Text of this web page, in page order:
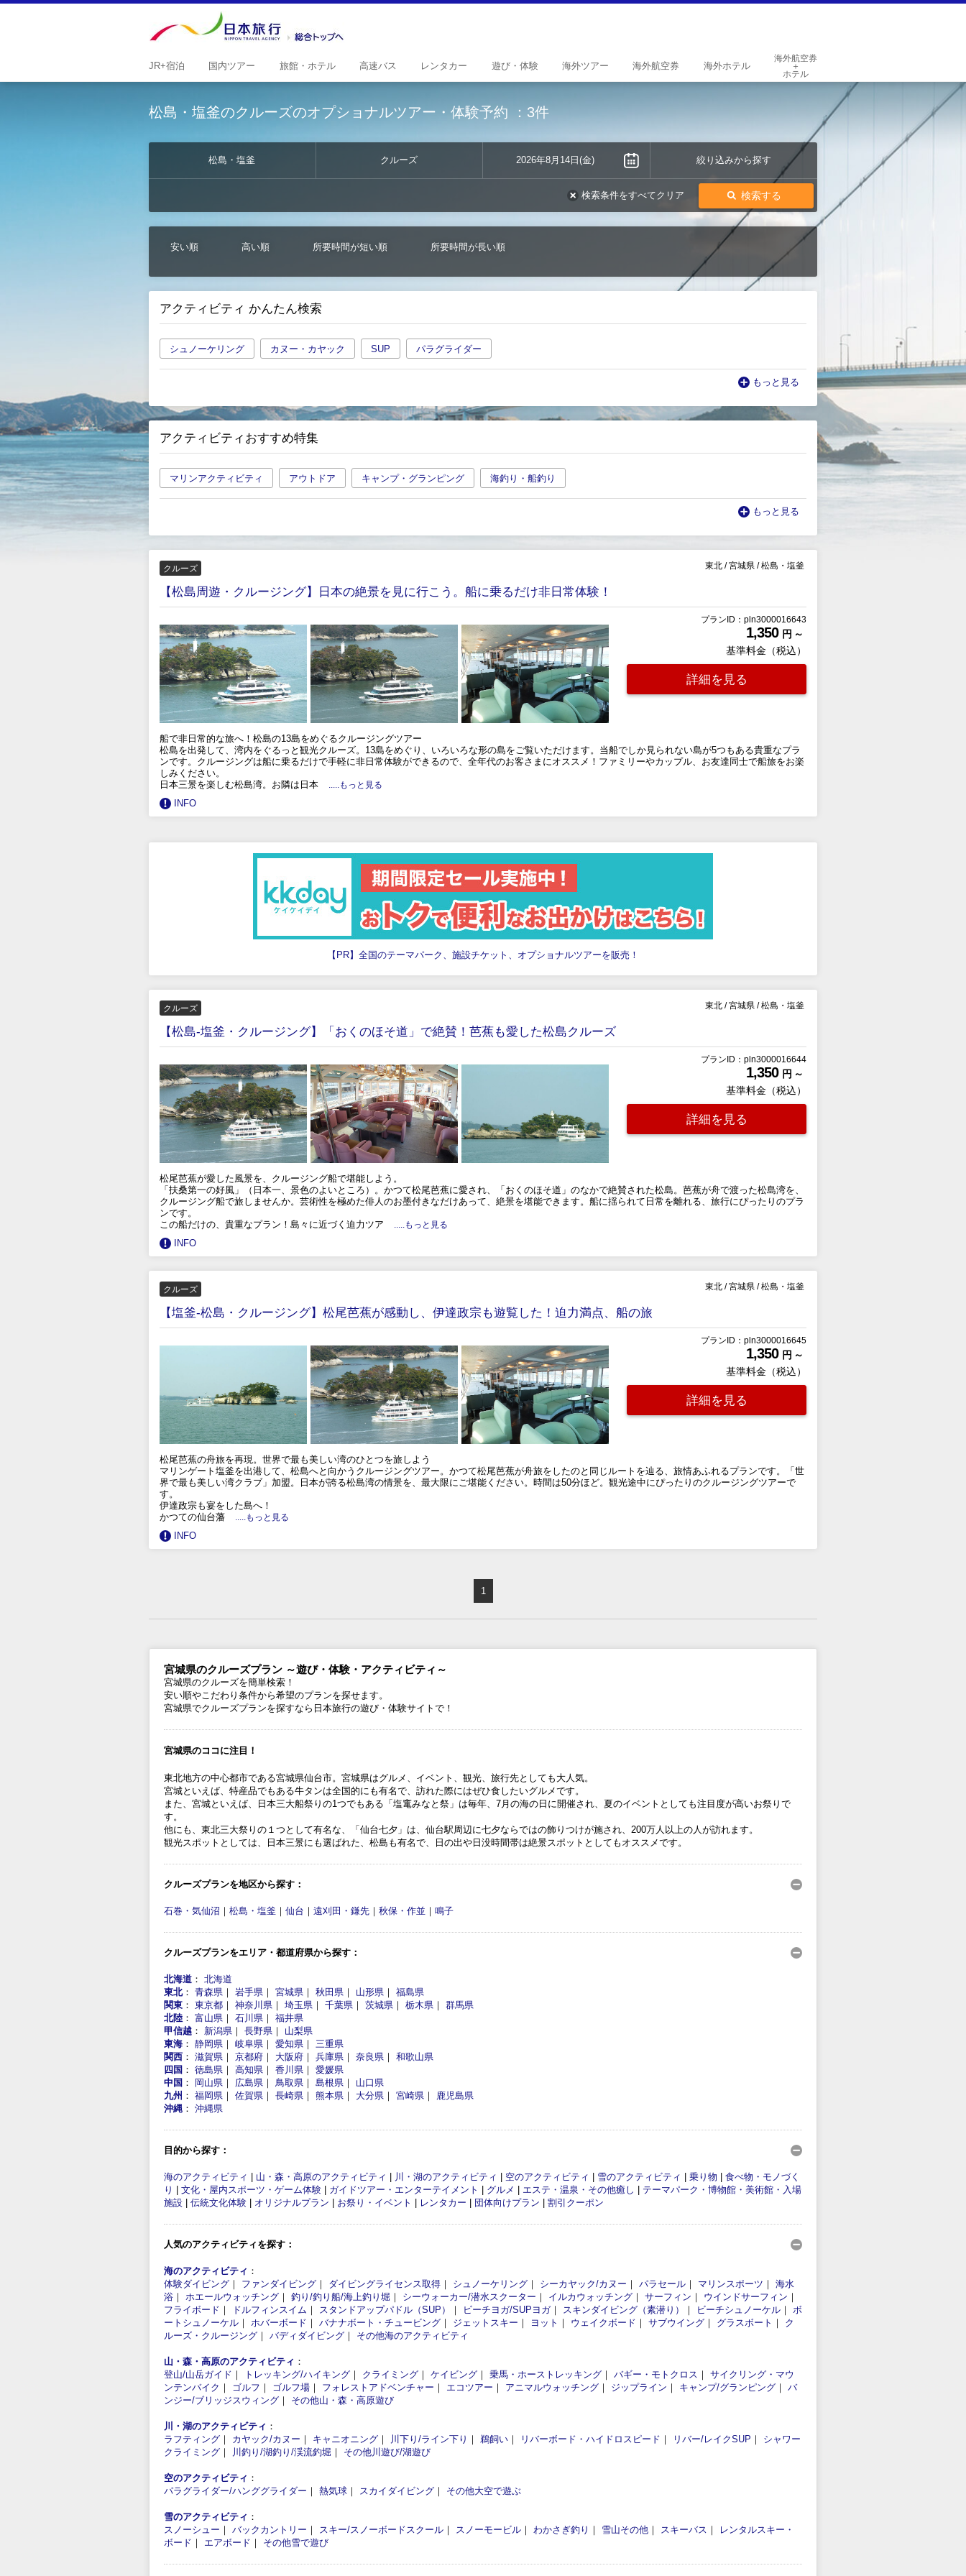
JR+宿泊 国内ツアー 旅館・ ホテル 高速バス レンタ カー 遊び・ 体験 海外ツアー 海外航空券 海外ホテル
海外航空券
＋
ホテル
松島・塩釜のクルーズのオプショナルツアー・体験予約 ：3件
松島・塩釜 クルーズ 2026年8月14日(金) 絞り込みから探す
検索する
検索条件をすべてクリア
安い順 高い順 所要時間が短い順 所要時間が長い順
アクティビティ かんたん検索
シュノーケリング カヌー・カヤック SUP パラグライダー
もっと見る
アクティビティおすすめ特集
マリンアクティビティ アウトドア キャンプ・グランピング 海釣り・船釣り
もっと見る
クルーズ 東北 / 宮城県 / 松島・塩釜
【松島周遊・クルージング】日本の絶景を見に行こう。船に乗るだけ非日常体験！
プランID：pln3000016643
1,350 円 ～
基準料金（税込）
詳細を見る
船で非日常的な旅へ！松島の13島をめぐるクルージングツアー
松島を出発して、湾内をぐるっと観光クルーズ。13島をめぐり、いろいろな形の島をご覧いただけます。当船でしか見られない島が5つもある貴重なプラ
ンです。クルージングは船に乗るだけで手軽に非日常体験ができるので、全年代のお客さまにオススメ！ファミリーやカップル、お友達同士で船旅をお楽
しみください。
日本三景を楽しむ松島湾。お隣は日本
.....もっと見る
INFO
【PR】全国のテーマパーク、施設チケット、オプショナルツアーを販売！
クルーズ 東北 / 宮城県 / 松島・塩釜
【松島-塩釜・クルージング】「おくのほそ道」で絶賛！芭蕉も愛した松島クルーズ
プランID：pln3000016644
1,350 円 ～
基準料金（税込）
詳細を見る
松尾芭蕉が愛した風景を、クルージング船で堪能しよう。
「扶桑第一の好風」（日本一、景色のよいところ）。かつて松尾芭蕉に愛され、「おくのほそ道」のなかで絶賛された松島。芭蕉が舟で渡った松島湾を、
クルージング船で旅しませんか。芸術性を極めた俳人のお墨付きなだけあって、絶景を堪能できます。船に揺られて日常を離れる、旅行にぴったりのプラ
ンです。
この船だけの、貴重なプラン！島々に近づく迫力ツア
.....もっと見る
INFO
クルーズ 東北 / 宮城県 / 松島・塩釜
【塩釜-松島・クルージング】松尾芭蕉が感動し、伊達政宗も遊覧した！迫力満点、船の旅
プランID：pln3000016645
1,350 円 ～
基準料金（税込）
詳細を見る
松尾芭蕉の舟旅を再現。世界で最も美しい湾のひとつを旅しよう
マリンゲート塩釜を出港して、松島へと向かうクルージングツアー。かつて松尾芭蕉が舟旅をしたのと同じルートを辿る、旅情あふれるプランです。「世
界で最も美しい湾クラブ」加盟。日本が誇る松島湾の情景を、最大限にご堪能ください。時間は50分ほど。観光途中にぴったりのクルージングツアーで
す。
伊達政宗も宴をした島へ！
かつての仙台藩
.....もっと見る
INFO
1
宮城県のクルーズプラン ～遊び・体験・アクティビティ～
宮城県のクルーズを簡単検索！
安い順やこだわり条件から希望のプランを探せます。
宮城県でクルーズプランを探すなら日本旅行の遊び・体験サイトで！
宮城県のココに注目！
東北地方の中心都市である宮城県仙台市。宮城県はグルメ、イベント、観光、旅行先としても大人気。
宮城といえば、特産品でもある牛タンは全国的にも有名で、訪れた際にはぜひ食したいグルメです。
また、宮城といえば、日本三大船祭りの1つでもある「塩竃みなと祭」は毎年、7月の海の日に開催され、夏のイベントとしても注目度が高いお祭りで
す。
他にも、東北三大祭りの１つとして有名な、「仙台七夕」は、仙台駅周辺に七夕ならではの飾りつけが施され、200万人以上の人が訪れます。
観光スポットとしては、日本三景にも選ばれた、松島も有名で、日の出や日没時間帯は絶景スポットとしてもオススメです。
クルーズプランを地区から探す：
石巻・気仙沼 ｜ 松島・塩釜 ｜ 仙台 ｜ 遠刈田・鎌先 ｜ 秋保・作並 ｜ 鳴子
クルーズプランをエリア・都道府県から探す：
北海道 ： 北海道
東北： 青森県 ｜ 岩手県 ｜ 宮城県 ｜ 秋田県 ｜ 山形県 ｜ 福島県
関東 ： 東京都 ｜ 神奈川県 ｜ 埼玉県 ｜ 千葉県 ｜ 茨城県 ｜ 栃木県 ｜ 群馬県
北陸 ： 富山県 ｜ 石川県 ｜ 福井県
甲信越 ： 新潟県 ｜ 長野県 ｜ 山梨県
東海 ： 静岡県 ｜ 岐阜県 ｜ 愛知県 ｜ 三重県
関西 ： 滋賀県 ｜ 京都府 ｜ 大阪府 ｜ 兵庫県 ｜ 奈良県 ｜ 和歌山県
四国 ： 徳島県 ｜ 高知県 ｜ 香川県 ｜ 愛媛県
中国 ： 岡山県 ｜ 広島県 ｜ 鳥取県 ｜ 島根県 ｜ 山口県
九州 ： 福岡県 ｜ 佐賀県 ｜ 長崎県 ｜ 熊本県 ｜ 大分県 ｜ 宮崎県 ｜
鹿児島県
沖縄 ： 沖縄県
目的から探す：
海のアクティビティ 山・森・高原のアクティビティ 川・湖のアクティビティ 空のアクティビティ 雪のアクティビティ 乗り物
食べ物・モノづく
り
文化・屋内スポーツ・ゲーム体験 ガイドツアー・エンターテイメント グルメ エステ・温泉・その他癒し
テーマパーク・博物館・美術館・入場
施設
伝統文化体験 オリジナルプラン お祭り・イベント レンタカー 団体向けプラン 割引クーポン
人気のアクティビティを探す：
海のアクティビティ ：
体験ダイビング ｜ ファンダイビング ｜ ダイビングライセンス取得 ｜ シュノーケリング ｜ シーカヤック/カヌー ｜ パラセール ｜ マリンスポーツ ｜ 海水
浴 ｜ ホエールウォッチング ｜ 釣り/釣り船/海上釣り堀 ｜ シーウォーカー/潜水スクーター ｜ イルカウォッチング ｜ サーフィン ｜ ウインドサーフィン ｜
フライボード ｜ ドルフィンスイム ｜ スタンドアップパドル（SUP） ｜ ビーチヨガ/SUPヨガ｜ スキンダイビング（素潜り） ｜ ビーチシュノーケル ｜ ボ
ートシュノーケル ｜ ホバーボード ｜ バナナボート・チュービング ｜ ジェットスキー ｜ ヨット ｜ ウェイクボード ｜ サブウイング ｜ グラスボート ｜ ク
ルーズ・クルージング ｜ バディダイビング ｜ その他海のアクティビティ
山・森・高原のアクティビティ ：
登山/山岳ガイド ｜ トレッキング/ハイキング ｜ クライミング ｜ ケイビング ｜ 乗馬・ホーストレッキング ｜ バギー・モトクロス ｜ サイクリング・マウ
ンテンバイク ｜ ゴルフ ｜ ゴルフ場 ｜ フォレストアドベンチャー ｜ エコツアー ｜ アニマルウォッチング ｜ ジップライン ｜ キャンプ/グランピング ｜ バ
ンジー/ブリッジスウィング ｜ その他山・森・高原遊び
川・湖のアクティビティ ：
ラフティング ｜ カヤック/カヌー ｜ キャニオニング ｜ 川下り/ライン下り ｜ 鵜飼い ｜ リバーボード・ハイドロスピード ｜ リバー/レイクSUP ｜ シャワー
クライミング ｜ 川釣り/湖釣り/渓流釣堀 ｜ その他川遊び/湖遊び
空のアクティビティ ：
パラグライダー/ハンググライダー ｜ 熱気球 ｜ スカイダイビング ｜ その他大空で遊ぶ
雪のアクティビティ ：
スノーシュー ｜ バックカントリー ｜ スキー/スノーボードスクール ｜ スノーモービル ｜ わかさぎ釣り ｜ 雪山その他 ｜ スキーバス ｜
レンタルスキー・
ボード ｜ エアボード ｜ その他雪で遊び